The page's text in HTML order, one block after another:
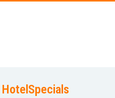
HotelSpecials